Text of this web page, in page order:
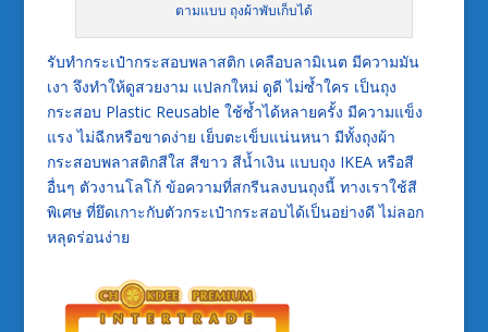
ตามแบบ ถุงผ้าพับเก็บได้
รับทำกระเป๋ากระสอบพลาสติก เคลือบลามิเนต มีความมัน
เงา จึงทำให้ดูสวยงาม แปลกใหม่ ดูดี ไม่ซ้ำใคร เป็นถุง
กระสอบ Plastic Reusable ใช้ซ้ำได้หลายครั้ง มีความแข็ง
แรง ไม่ฉีกหรือขาดง่าย เย็บตะเข็บแน่นหนา มีทั้งถุงผ้า
กระสอบพลาสติกสีใส สีขาว สีน้ำเงิน แบบถุง IKEA หรือสี
อื่นๆ ตัวงานโลโก้ ข้อความที่สกรีนลงบนถุงนี้ ทางเราใช้สี
พิเศษ ที่ยึดเกาะกับตัวกระเป๋ากระสอบได้เป็นอย่างดี ไม่ลอก
หลุดร่อนง่าย